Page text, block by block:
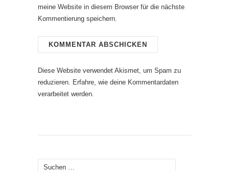
meine Website in diesem Browser für die nächste
Kommentierung speichern.
Diese Website verwendet Akismet, um Spam zu
reduzieren. Erfahre, wie deine Kommentardaten
verarbeitet werden.
Suche